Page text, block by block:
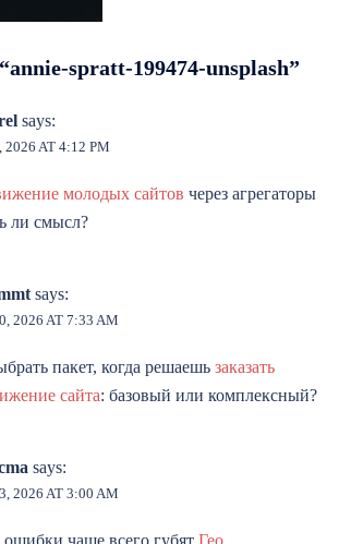
annie-spratt-199474-unsplash”
says:
2026 AT 4:12 PM
молодых сайтов через агрегаторы
ли смысл?
says:
2026 AT 7:33 AM
пакет, когда решаешь заказать
сайта: базовый или комплексный?
says:
2026 AT 3:00 AM
чаще всего губят Гео